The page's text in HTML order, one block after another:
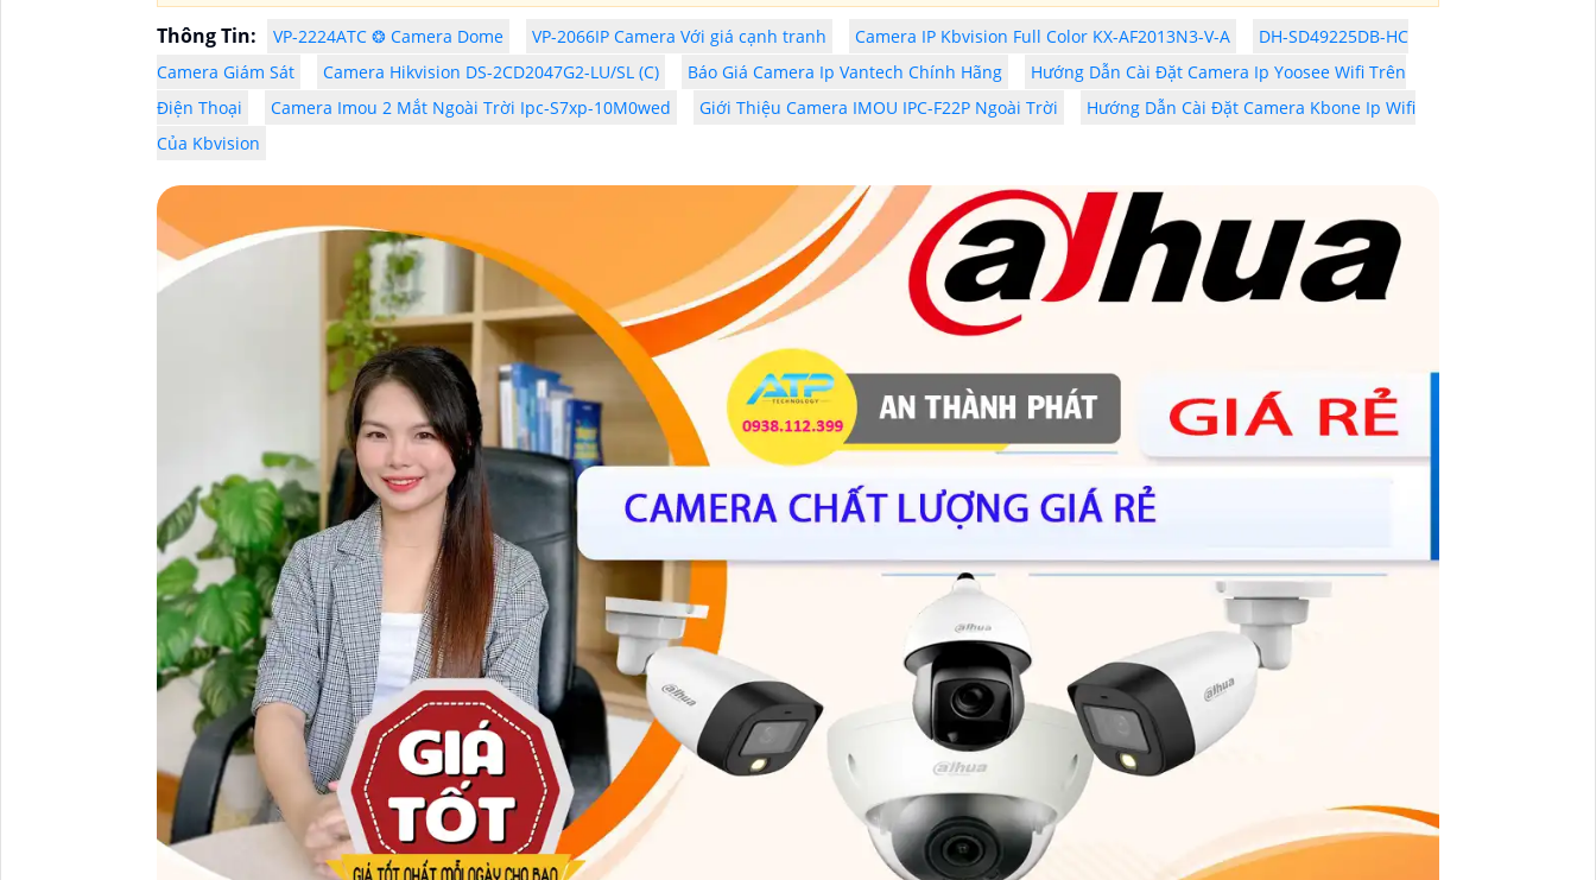
Thông Tin: VP-2224ATC ❂ Camera Dome VP-2066IP Camera Với giá cạnh tranh Camera IP Kbvision Full Color KX-AF2013N3-V-A
DH-SD49225DB-HC
Camera Giám Sát
Camera Hikvision DS-2CD2047G2-LU/SL (C) Báo Giá Camera Ip Vantech Chính Hãng
Hướng Dẫn Cài Đặt Camera Ip Yoosee Wifi Trên
Điện Thoại
Camera Imou 2 Mắt Ngoài Trời Ipc-S7xp-10M0wed Giới Thiệu Camera IMOU IPC-F22P Ngoài Trời
Hướng Dẫn Cài Đặt Camera Kbone Ip Wifi
Của Kbvision